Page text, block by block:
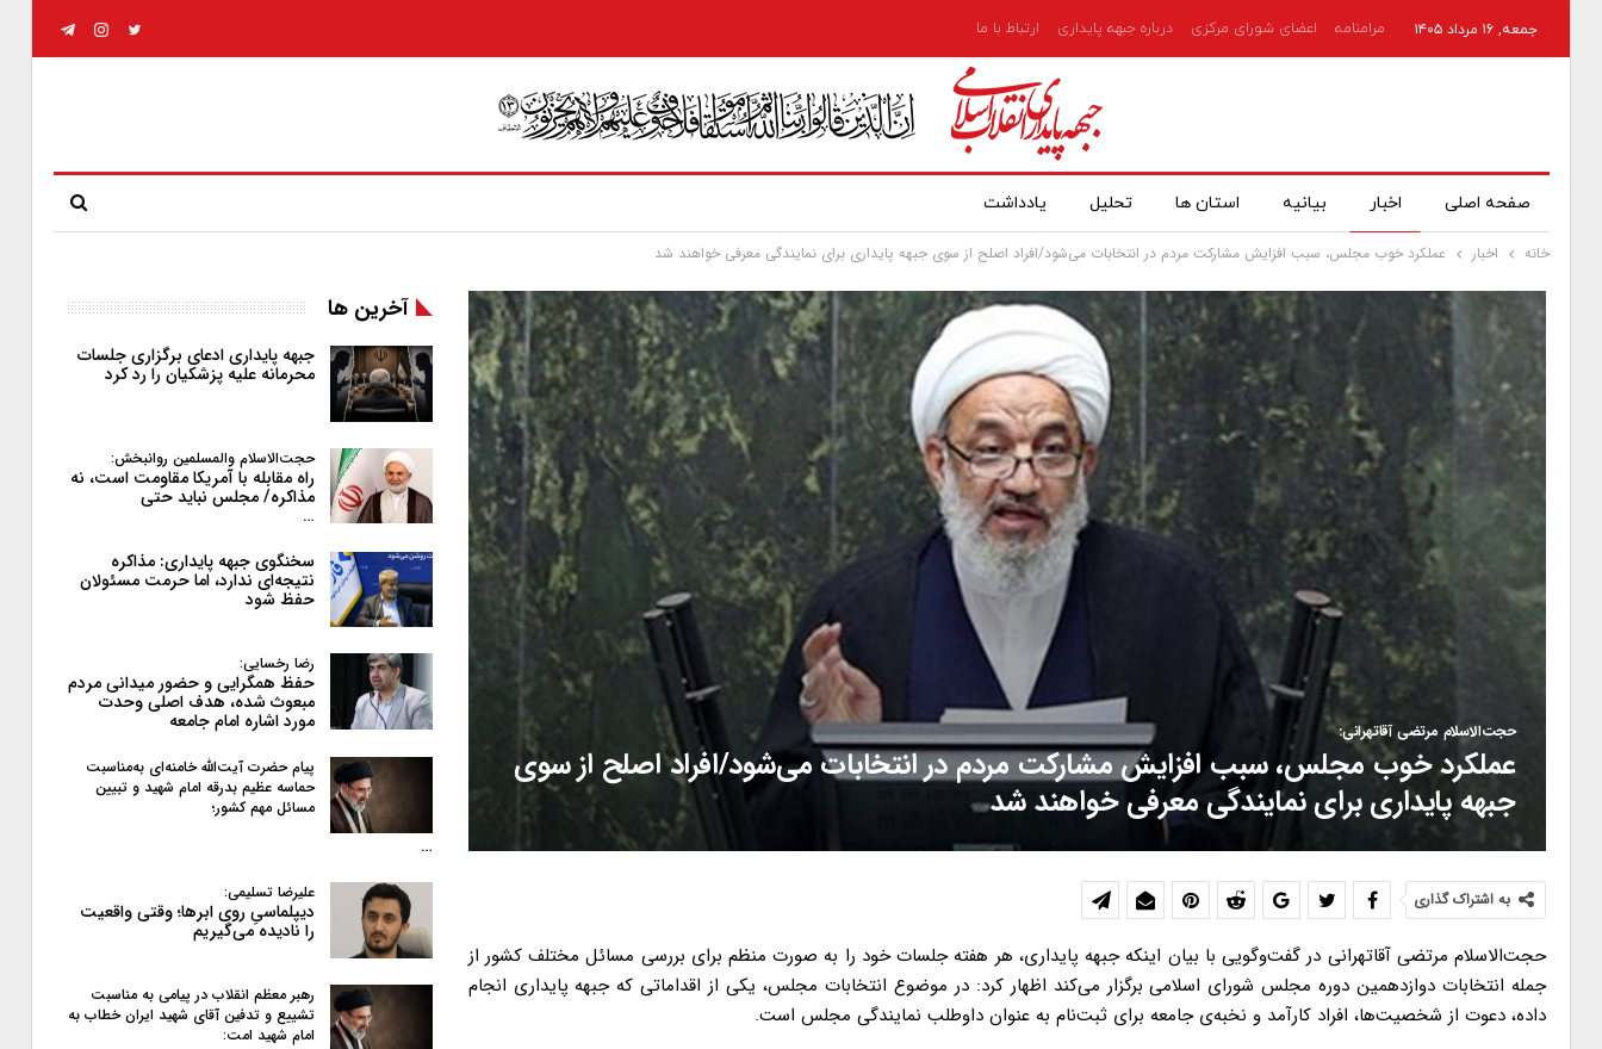
جمعه, ۱۶ مرداد ۱۴۰۵ مرامنامه اعضای شورای مرکزی درباره جبهه پایداری ارتباط با ما
صفحه اصلی اخبار بیانیه استان ها تحلیل یادداشت
خانه اخبار عملکرد خوب مجلس، سبب افزایش مشارکت مردم در انتخابات می‌شود/افراد اصلح از سوی جبهه پایداری برای نمایندگی معرفی خواهند شد
حجت‌الاسلام مرتضی آقاتهرانی:
عملکرد خوب مجلس، سبب افزایش مشارکت مردم در انتخابات می‌شود/افراد اصلح از سوی
جبهه پایداری برای نمایندگی معرفی خواهند شد
به اشتراک گذاری
حجت‌الاسلام مرتضی آقاتهرانی در گفت‌وگویی با بیان اینکه جبهه پایداری، هر هفته جلسات خود را به صورت منظم برای بررسی مسائل مختلف کشور از
جمله انتخابات دوازدهمین دوره مجلس شورای اسلامی برگزار می‌کند اظهار کرد: در موضوع انتخابات مجلس، یکی از اقداماتی که جبهه پایداری انجام
داده، دعوت از شخصیت‌ها، افراد کارآمد و نخبه‌ی جامعه برای ثبت‌نام به عنوان داوطلب نمایندگی مجلس است.
آخرین ها
جبهه پایداری ادعای برگزاری جلسات
محرمانه علیه پزشکیان را رد کرد
حجت‌الاسلام والمسلمین روانبخش:
راه مقابله با آمریکا مقاومت است، نه
مذاکره/ مجلس نباید حتی
…
سخنگوی جبهه پایداری: مذاکره
نتیجه‌ای ندارد، اما حرمت مسئولان
حفظ شود
رضا رخسایی:
حفظ همگرایی و حضور میدانی مردم
مبعوث شده، هدف اصلی وحدت
مورد اشاره امام جامعه
پیام حضرت آیت‌الله خامنه‌ای به‌مناسبت
حماسه عظیم بدرقه امام شهید و تبیین
مسائل مهم کشور؛
…
علیرضا تسلیمی:
دیپلماسیِ روی ابرها؛ وقتی واقعیت
را نادیده می‌گیریم
رهبر معظم انقلاب در پیامی به‌ مناسبت
تشییع و تدفین آقای شهید ایران خطاب به
امام شهید امت: